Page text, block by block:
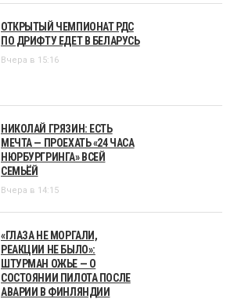
ОТКРЫТЫЙ ЧЕМПИОНАТ РДС
ПО ДРИФТУ ЕДЕТ В БЕЛАРУСЬ
Вчера в 15:16
НИКОЛАЙ ГРЯЗИН: ЕСТЬ
МЕЧТА — ПРОЕХАТЬ «24 ЧАСА
НЮРБУРГРИНГА» ВСЕЙ
СЕМЬЁЙ
Вчера в 14:15
«ГЛАЗА НЕ МОРГАЛИ,
РЕАКЦИИ НЕ БЫЛО»:
ШТУРМАН ОЖЬЕ — О
СОСТОЯНИИ ПИЛОТА ПОСЛЕ
АВАРИИ В ФИНЛЯНДИИ